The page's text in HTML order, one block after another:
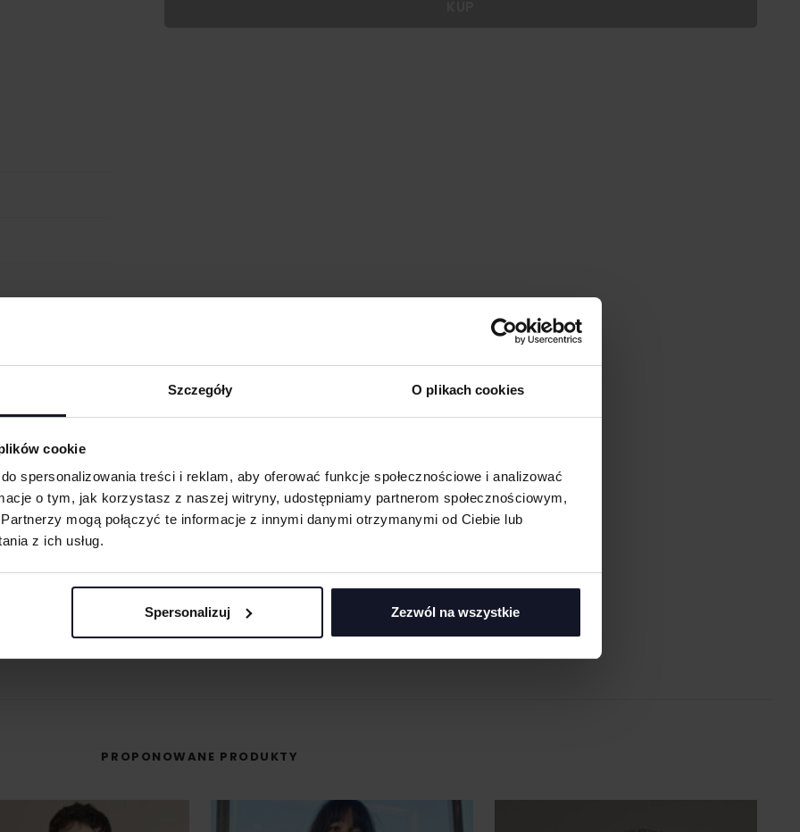
Szczegóły O plikach cookies
cookie
spersonalizowania treści i reklam, aby oferować funkcje społecznościowe i analizować
o tym, jak korzystasz z naszej witryny, udostępniamy partnerom społecznościowym,
mogą połączyć te informacje z innymi danymi otrzymanymi od Ciebie lub
z ich usług.
Spersonalizuj Zezwól na wszystkie
W wyniku
merchu.
wyciętego
odzieży
na
ANULUJ DODAJ
MASZ PYTANIA? ZAPYTAJ SPECJALISTĘ
+48 733 904 144 POPROŚ O WYCENĘ
PROPONOWANE PRODUKTY